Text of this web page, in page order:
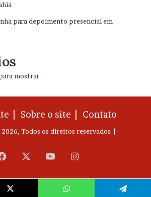
para depoimento presencial em
mostrar.
| Sobre o site | Contato
Todos os direitos reservados |
Facebook YouTubeInstagram